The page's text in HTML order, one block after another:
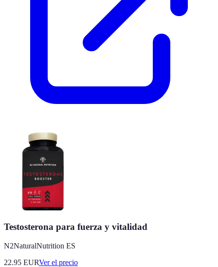
Testosterona para fuerza y vitalidad
N2NaturalNutrition ES
22.95 EURVer el precio